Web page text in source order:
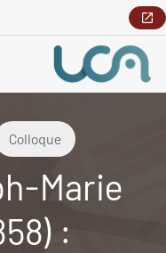
Colloque
Marie
: